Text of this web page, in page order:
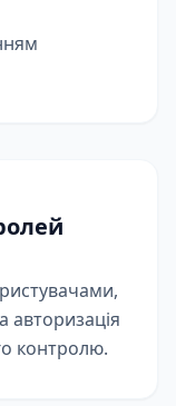
авторизація
контролю.